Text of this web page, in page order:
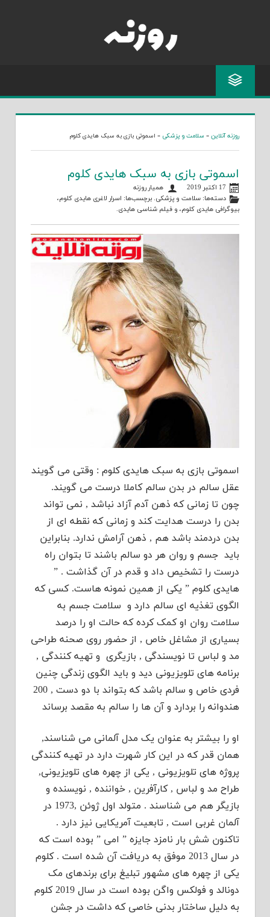
روزنه آنلاین » سلامت و پزشکی » اسموتی بازی به سبک هایدی کلوم
اسموتی بازی به سبک هایدی کلوم
17 اکتبر 2019
همیار روزنه
دسته‌ها:سلامت و پزشکی. برچسب‌ها: اسرار لاغری هایدی کلوم،
بیوگرافی هایدی کلوم، و فیلم شناسی هایدی.
اسموتی بازی به سبک هایدی کلوم : وقتی می گویند
عقل سالم در بدن سالم کاملا درست می گویند.
چون تا زمانی که ذهن آدم آزاد نباشد , نمی تواند
بدن را درست هدایت کند و زمانی که نقطه ای از
بدن دردمند باشد هم , ذهن آرامش ندارد. بنابراین
باید جسم و روان هر دو سالم باشند تا بتوان راه
درست را تشخیص داد و قدم در آن گذاشت . ”
هایدی کلوم ” یکی از همین نمونه هاست. کسی که
الگوی تغذیه ای سالم دارد و سلامت جسم به
سلامت روان او کمک کرده که حالت او را درصد
بسیاری از مشاغل خاص , از حضور روی صحنه طراحی
مد و لباس تا نویسندگی , بازیگری و تهیه کنندگی ,
برنامه های تلویزیونی دید و باید الگوی زندگی چنین
فردی خاص و سالم باشد که بتواند با دو دست , 200
هندوانه را بردارد و آن ها را سالم به مقصد برساند
او را بیشتر به عنوان یک مدل آلمانی می شناسند,
همان قدر که در این کار شهرت دارد در تهیه کنندگی
پروژه های تلویزیونی , یکی از چهره های تلویزیونی,
طراح مد و لباس , کارآفرین , خواننده , نویسنده و
بازیگر هم می شناسند . متولد اول ژوئن ,1973 در
آلمان غربی است , تابعیت آمریکایی نیز دارد .
تاکنون شش بار نامزد جایزه ” امی ” بوده است که
در سال 2013 موفق به دریافت آن شده است . کلوم
یکی از چهره های مشهور تبلیغ برای برندهای مک
دونالد و فولکس واگن بوده است در سال 2019 کلوم
به دلیل ساختار بدنی خاصی که داشت در جشن